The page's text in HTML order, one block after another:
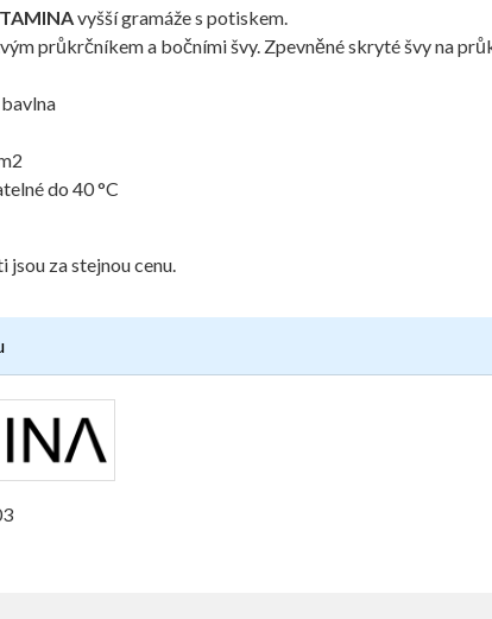
TAMINAvyšší gramáže s potiskem.
průkrčníkem a bočními švy. Zpevněné skryté švy na
do 40 °C
jsou za stejnou cenu.